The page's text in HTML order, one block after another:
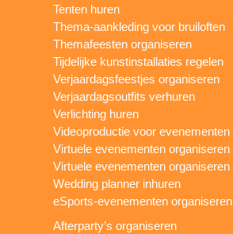
Tenten huren
Thema-aankleding voor bruiloften
Themafeesten organiseren
Tijdelijke kunstinstallaties regelen
Verjaardagsfeestjes organiseren
Verjaardagsoutfits verhuren
Verlichting huren
Videoproductie voor evenementen
Virtuele evenementen organiseren
Virtuele evenementen organiseren
Wedding planner inhuren
eSports-evenementen organiseren
Afterparty’s organiseren